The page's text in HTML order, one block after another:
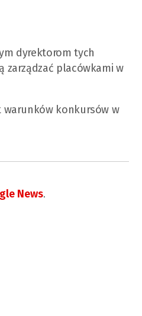
dyrektorom tych
zarządzać placówkami w
warunków konkursów w
News.